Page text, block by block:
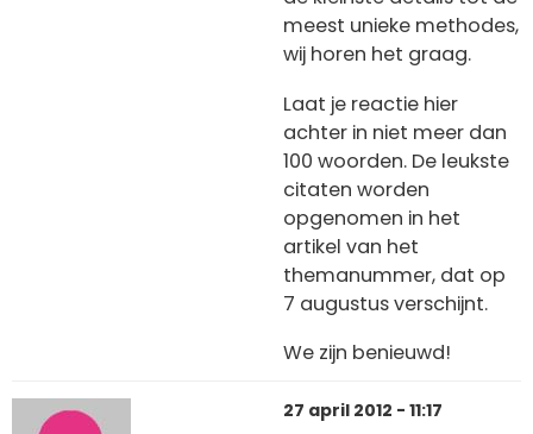
meest unieke methodes,
wij horen het graag.
Laat je reactie hier
achter in niet meer dan
100 woorden. De leukste
citaten worden
opgenomen in het
artikel van het
themanummer, dat op
7 augustus verschijnt.
We zijn benieuwd!
27 april 2012 - 11:17